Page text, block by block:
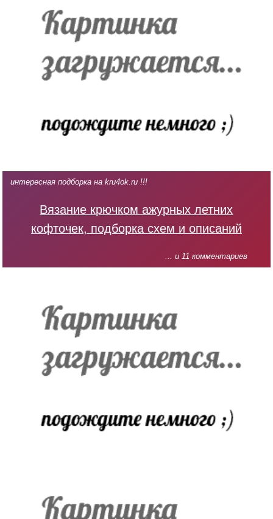
интересная подборка на kru4ok.ru !!!
Вязание крючком ажурных летних
кофточек, подборка схем и описаний
... и 11 комментариев